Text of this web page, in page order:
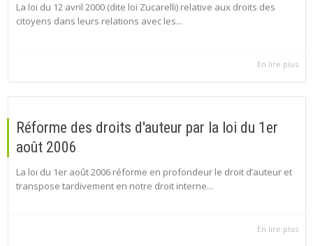
La loi du 12 avril 2000 (dite loi Zucarelli) relative aux droits des
citoyens dans leurs relations avec les...
En lire plus
Réforme des droits d'auteur par la loi du 1er
août 2006
La loi du 1er août 2006 réforme en profondeur le droit d’auteur et
transpose tardivement en notre droit interne...
En lire plus